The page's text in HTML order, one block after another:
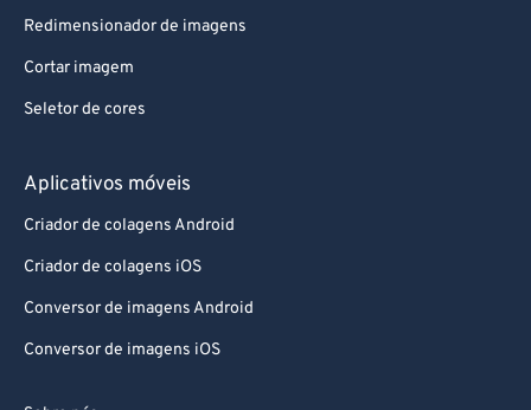
Redimensionador de imagens
Cortar imagem
Seletor de cores
Aplicativos móveis
Criador de colagens Android
Criador de colagens iOS
Conversor de imagens Android
Conversor de imagens iOS